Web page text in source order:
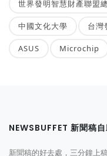
世界發明智慧財產聯盟
中國文化大學 台灣
ASUS Microchip
NEWSBUFFET 新聞稿
新聞稿的好去處，三分鐘上